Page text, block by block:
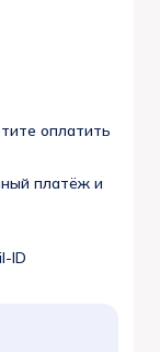
оплатить
платёж и
ID